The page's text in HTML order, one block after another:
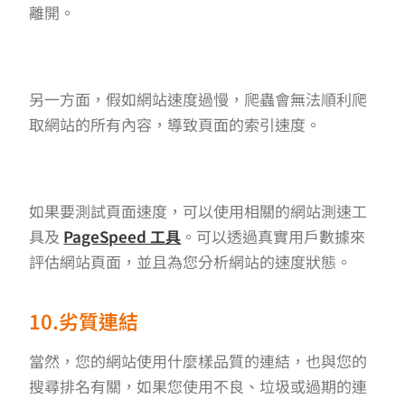
離開。
另一方面，假如網站速度過慢，爬蟲會無法順利爬
取網站的所有內容，導致頁面的索引速度。
如果要測試頁面速度，可以使用相關的網站測速工
具及 PageSpeed 工具 。可以透過真實用戶數據來
評估網站頁面，並且為您分析網站的速度狀態。
10.劣質連結
當然，您的網站使用什麼樣品質的連結，也與您的
搜尋排名有關，如果您使用不良、垃圾或過期的連